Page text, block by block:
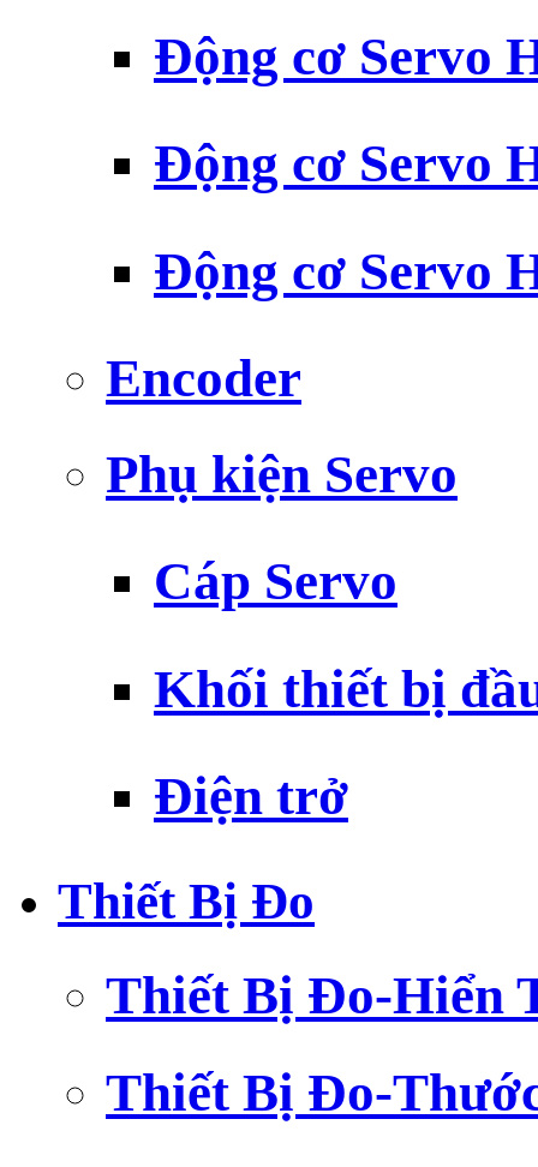
Động cơ Servo
Động cơ Servo
Động cơ Servo
Encoder
Phụ kiện Servo
Cáp Servo
Khối thiết bị
Điện trở
Thiết Bị Đo
Thiết Bị Đo-Hiển
Thiết Bị Đo-